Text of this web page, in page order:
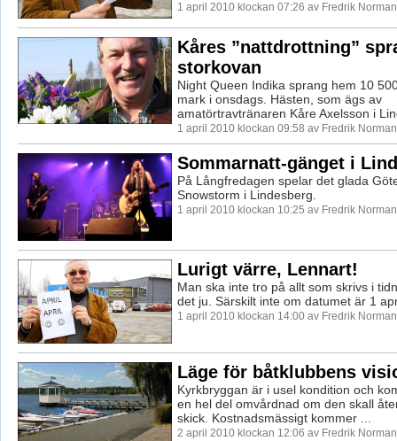
1 april 2010 klockan 07:26 av Fredrik Norman
Kåres ”nattdrottning”
storkovan
Night Queen Indika sprang hem 10
mark i onsdags. Hästen, som ägs av
amatörtravtränaren Kåre Axelsson i
1 april 2010 klockan 09:58 av Fredrik Norman
Sommarnatt-gänget i
På Långfredagen spelar det glada
Snowstorm i Lindesberg.
1 april 2010 klockan 10:25 av Fredrik Norman
Lurigt värre, Lennart!
Man ska inte tro på allt som skrivs i
det ju. Särskilt inte om datumet är 1
1 april 2010 klockan 14:00 av Fredrik Norman
Läge för båtklubbens
Kyrkbryggan är i usel kondition och
en hel del omvårdnad om den skall
skick. Kostnadsmässigt kommer ...
2 april 2010 klockan 12:06 av Fredrik Norman